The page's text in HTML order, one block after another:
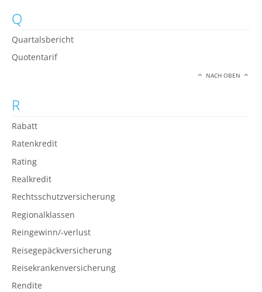
Q
Quartalsbericht
Quotentarif
NACH OBEN
R
Rabatt
Ratenkredit
Rating
Realkredit
Rechtsschutzversicherung
Regionalklassen
Reingewinn/-verlust
Reisegepäckversicherung
Reisekrankenversicherung
Rendite